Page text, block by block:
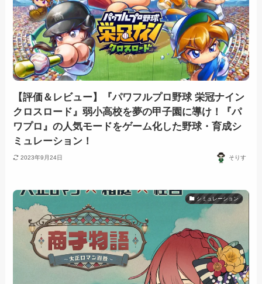
【評価＆レビュー】『パワフルプロ野球 栄冠ナイン
クロスロード』弱小高校を夢の甲子園に導け！『パ
ワプロ』の人気モードをゲーム化した野球・育成シ
ミュレーション！
2023年9月24日 そりす
シミュレーション